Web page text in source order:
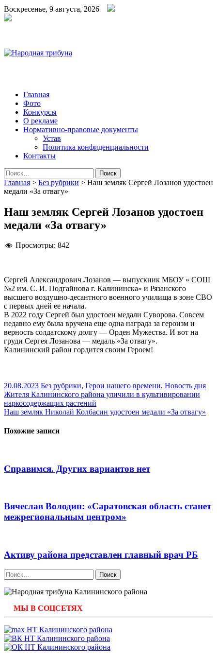
Воскресенье, 9 августа, 2026
Народная трибуна
Калининская районная газета
Главная
Фото
Конкурсы
О рекламе
Нормативно-правовые документы
Устав
Политика конфиденциальности
Контакты
Найти:
Главная > Без рубрики > Наш земляк Сергей Лозанов удостоен
медали «За отвагу»
Наш земляк Сергей Лозанов удостоен
медали «За отвагу»
Просмотры: 842
Сергей Александрович Лозанов — выпускник МБОУ » СОШ
№2 им. С. И. Подгайнова г. Калининска» и Рязанского
высшего воздушно-десантного военного училища в зоне СВО
с первых дней ее начала.
В 2022 году Сергей был удостоен медали Суворова. Совсем
недавно ему была вручена еще одна награда за героизм и
верность солдатскому долгу — Орден Мужества. И вот на
груди Сергея Лозанова — медаль «За отвагу».
Калининский район гордится своим Героем!
20.08.2023 Без рубрики, Герои нашего времени, Новость дня
Навигация
по
Жителя Калининского района уличили в культивировании
наркосодержащих растений
Наш земляк Николай Колбасин удостоен медали «За отвагу»
Похожие записи
Справимся. Других вариантов нет
Вячеслав Володин: «Саратовская область станет
межрегиональным центром»
Активу района представлен главный врач РБ
Найти:
МЫ В СОЦСЕТЯХ